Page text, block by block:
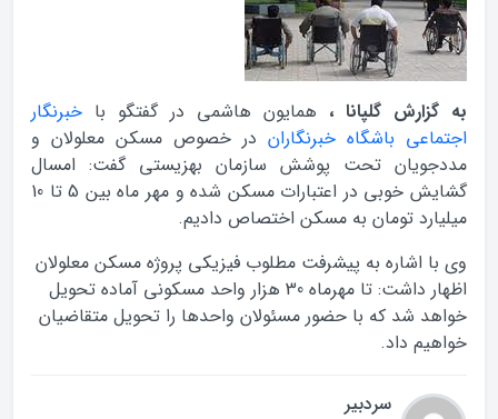
به گزارش گلپانا ، همایون هاشمی در گفتگو با خبرنگار
اجتماعی باشگاه خبرنگاران در خصوص مسکن معلولان و
مددجویان تحت پوشش سازمان بهزیستی گفت: امسال
گشایش خوبی در اعتبارات مسکن شده و مهر ماه بین 5 تا 10
میلیارد تومان به مسکن اختصاص دادیم.
وی با اشاره به پیشرفت مطلوب فیزیکی پروژه مسکن معلولان
اظهار داشت: تا مهرماه 30 هزار واحد مسکونی آماده تحویل
خواهد شد که با حضور مسئولان واحدها را تحویل متقاضیان
خواهیم داد.
سردبیر